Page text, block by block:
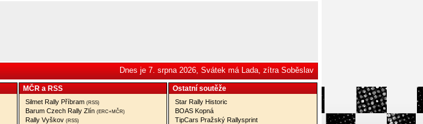
Dnes je 7. srpna 2026, Svátek má Lada, zítra Soběslav
MČR a RSS
Silmet Rally Příbram (RSS)
Barum Czech Rally Zlín (ERC+MČR)
Rally Vyškov (RSS)
Ostatní­ soutěže
Star Rally Historic
BOAS Kopná
TipCars Pražský Rallysprint